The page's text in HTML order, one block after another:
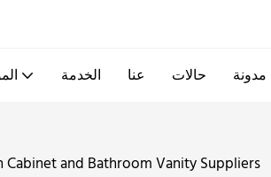
الخدمة عنا حالات مدونة
and Bathroom Vanity Suppliers